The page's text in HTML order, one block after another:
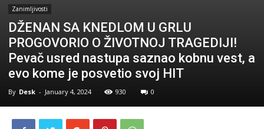
Zanimljivosti
DŽENAN SA KNEDLOM U GRLU
PROGOVORIO O ŽIVOTNOJ TRAGEDIJI!
Pevač usred nastupa saznao kobnu vest, a
evo kome je posvetio svoj HIT
By Desk - January 4, 2024 930 0